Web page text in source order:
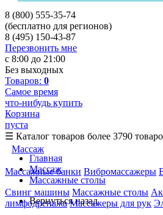
8 (800) 555-35-74
(бесплатно для регионов)
8 (495) 150-43-87
Перезвонить мне
с 8:00 до 21:00
Без выходных
Товаров: 0
Самое время
что-нибудь купить
Корзина
пуста
☰ Каталог товаров более 3790
Массаж
Массажные банки Вибромассажеры
Свинг машины Массажные столы
лимфодренажа Массажеры для рук
Главная
Массаж
Массажные столы
Вернуться назад